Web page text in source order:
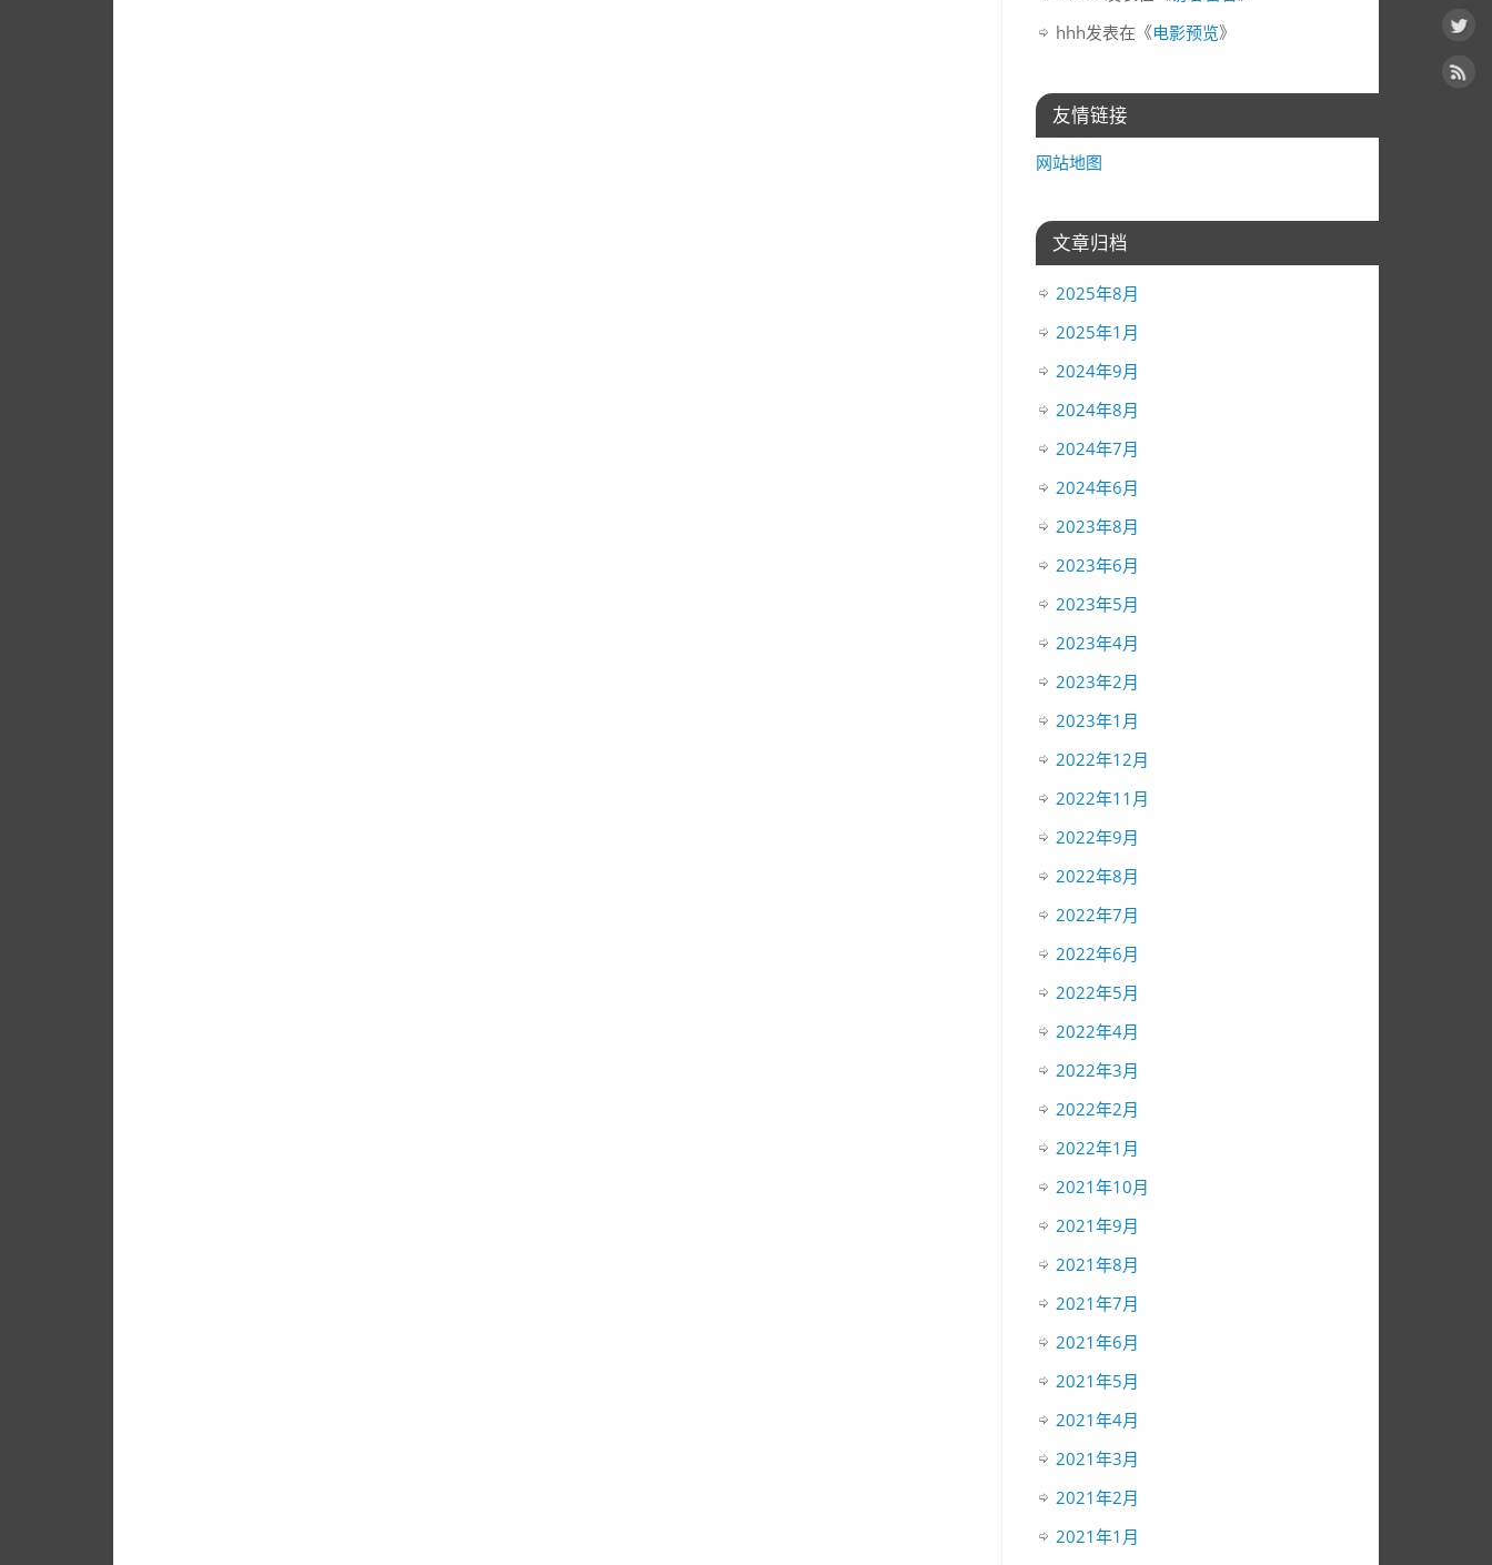
hhh发表在《电影预览》
友情链接
网站地图
文章归档
2025年8月
2025年1月
2024年9月
2024年8月
2024年7月
2024年6月
2023年8月
2023年6月
2023年5月
2023年4月
2023年2月
2023年1月
2022年12月
2022年11月
2022年9月
2022年8月
2022年7月
2022年6月
2022年5月
2022年4月
2022年3月
2022年2月
2022年1月
2021年10月
2021年9月
2021年8月
2021年7月
2021年6月
2021年5月
2021年4月
2021年3月
2021年2月
2021年1月